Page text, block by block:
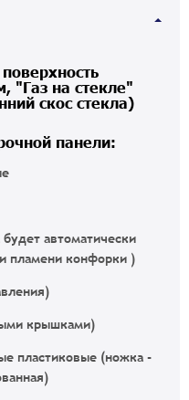
"Газ на стекле"
скос стекла)
панели:
будет автоматически
пламени конфорки )
крышками)
пластиковые (ножка -